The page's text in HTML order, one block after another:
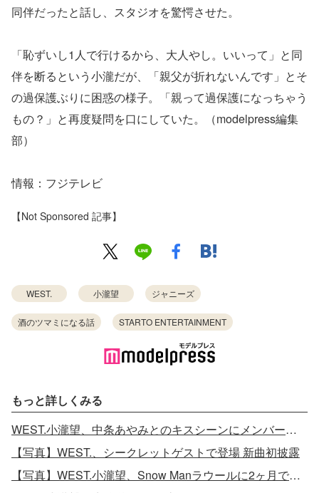
同伴だったと話し、スタジオを驚愕させた。
「恥ずいし1人で行けるから、大人やし。いいって」と同
伴を断るという小瀧だが、「親父が折れないんです」とそ
の過保護ぶりに困惑の様子。「親って過保護になっちゃう
もの？」と再度疑問を口にしていた。（modelpress編集
部）
情報：フジテレビ
【Not Sponsored 記事】
WEST. 小瀧望 ジャニーズ
酒のツマミになる話 STARTO ENTERTAINMENT
もっと詳しくみる
WEST.小瀧望、中条あやみとのキスシーンにメンバーがツッコミ
【写真】WEST.、シークレットゲストで登場 新曲初披露
【写真】WEST.小瀧望、Snow Manラウールに2ヶ月で身長を抜かされる